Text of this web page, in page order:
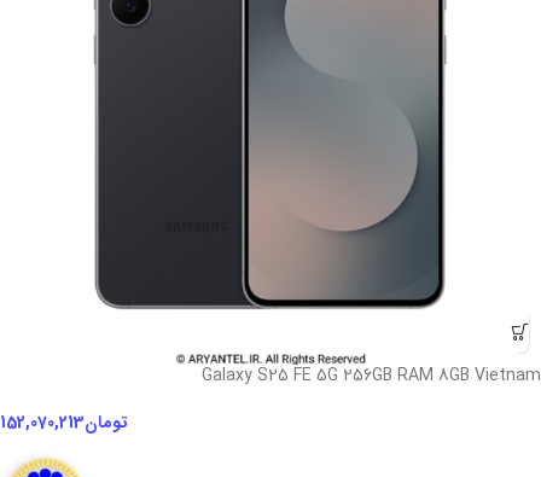
Galaxy S25 FE 5G 256GB RAM 8GB Vietnam
تومان152,070,213